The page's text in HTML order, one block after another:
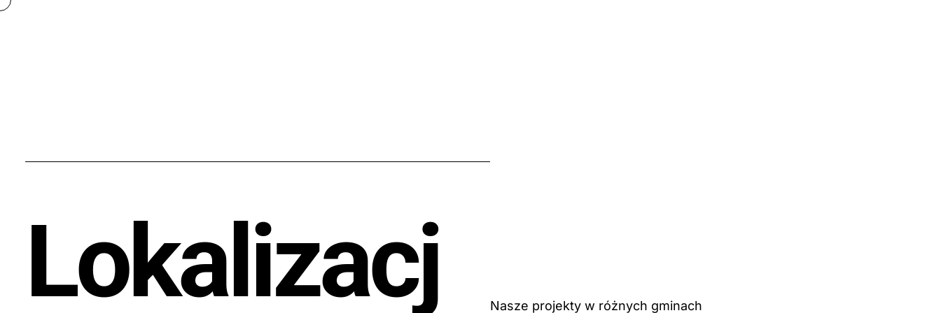
Lokalizacj Nasze projekty w różnych gminach